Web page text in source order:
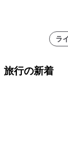
ラ
旅行の新着